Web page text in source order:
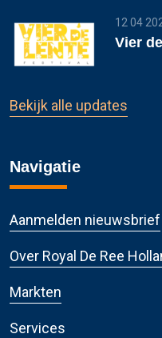
12 04
Vier
Bekijk alle updates
Navigatie
Aanmelden nieuwsbrief
Over Royal De Ree
Markten
Services